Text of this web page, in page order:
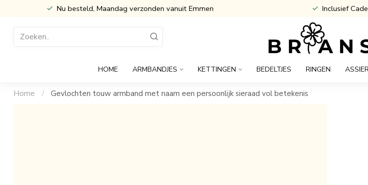
Inclusief Cadeau verpakking Atijd Gratis
HOME ARMBANDJES KETTINGEN BEDELTJES RINGEN
Home /
Gevlochten touw armband met naam een persoonlijk sieraad vol betekenis